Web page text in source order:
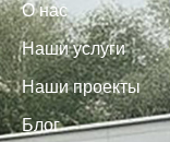
О нас
Наши услуги
Наши проекты
Блог